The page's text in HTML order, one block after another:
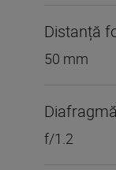
Distanță
50 mm
f/1.2